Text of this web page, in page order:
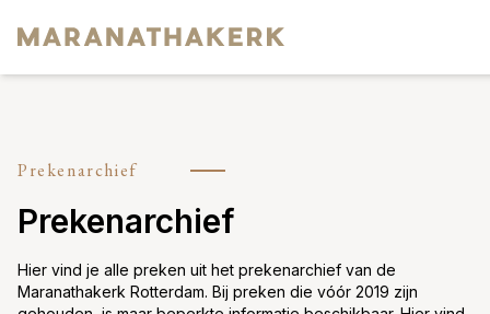
Diensten
Over ons
Activiteiten
De Maranathakerk
Prekenarchief
Prekenarchief
Hier vind je alle preken uit het prekenarchief van de
Maranathakerk Rotterdam. Bij preken die vóór 2019 zijn